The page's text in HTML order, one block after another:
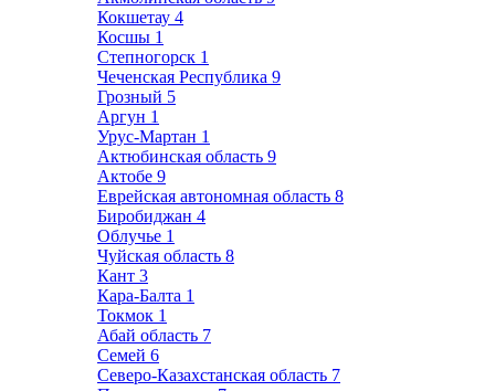
Кокшетау 4
Косшы 1
Степногорск 1
Чеченская Республика 9
Грозный 5
Аргун 1
Урус-Мартан 1
Актюбинская область 9
Актобе 9
Еврейская автономная область 8
Биробиджан 4
Облучье 1
Чуйская область 8
Кант 3
Кара-Балта 1
Токмок 1
Абай область 7
Семей 6
Северо-Казахстанская область 7